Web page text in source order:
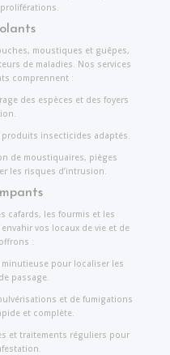
moustiques et guêpes,
de maladies. Nos services
comprennent :
des espèces et des foyers
insecticides adaptés.
de moustiquaires, pièges
les risques d’intrusion.
cafards, les fourmis et les
vos locaux de vie et de
:
pour localiser les
passage.
et de fumigations
et complète.
et traitements réguliers pour